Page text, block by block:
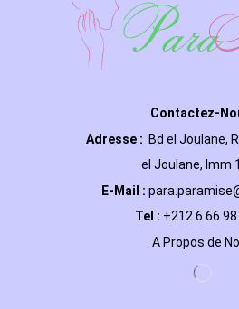
Contactez-
Adresse : Bd el Joulane,
el Joulane, Imm
E-Mail :
Tel : +212 6 66
A Propos de